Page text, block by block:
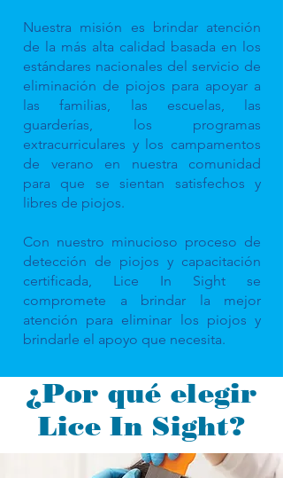
Nuestra misión es brindar atención
de la más alta calidad basada en los
estándares nacionales del servicio de
eliminación de piojos para apoyar a
las familias, las escuelas, las
guarderías, los programas
extracurriculares y los campamentos
de verano en nuestra comunidad
para que se sientan satisfechos y
libres de piojos.
Con nuestro minucioso proceso de
detección de piojos y capacitación
certificada, Lice In Sight se
compromete a brindar la mejor
atención para eliminar los piojos y
brindarle el apoyo que necesita.
¿Por qué elegir
Lice In Sight?